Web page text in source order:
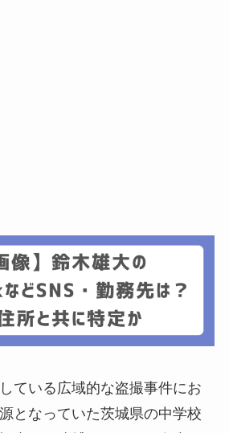
ている広域的な盗撮事件にお
となっていた茨城県の中学校